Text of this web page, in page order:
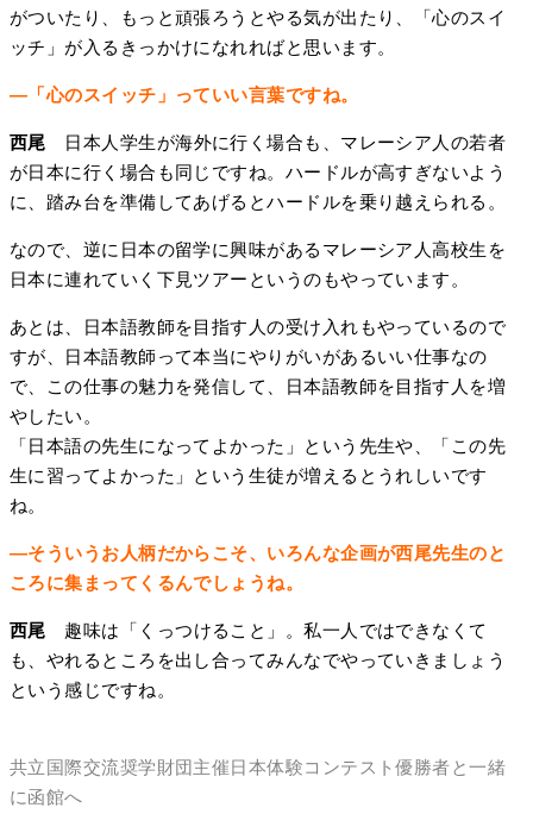
がついたり、もっと頑張ろうとやる気が出たり、「心のスイ
ッチ」が入るきっかけになれればと思います。
―「心のスイッチ」っていい言葉ですね。
西尾 日本人学生が海外に行く場合も、マレーシア人の若者
が日本に行く場合も同じですね。ハードルが高すぎないよう
に、踏み台を準備してあげるとハードルを乗り越えられる。
なので、逆に日本の留学に興味があるマレーシア人高校生を
日本に連れていく下見ツアーというのもやっています。
あとは、日本語教師を目指す人の受け入れもやっているので
すが、日本語教師って本当にやりがいがあるいい仕事なの
で、この仕事の魅力を発信して、日本語教師を目指す人を増
やしたい。
「日本語の先生になってよかった」という先生や、「この先
生に習ってよかった」という生徒が増えるとうれしいです
ね。
―そういうお人柄だからこそ、いろんな企画が西尾先生のと
ころに集まってくるんでしょうね。
西尾 趣味は「くっつけること」。私一人ではできなくて
も、やれるところを出し合ってみんなでやっていきましょう
という感じですね。
共立国際交流奨学財団主催日本体験コンテスト優勝者と一緒
に函館へ